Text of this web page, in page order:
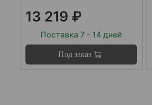
13 219 ₽
Поставка 7 - 14 дней
Под заказ